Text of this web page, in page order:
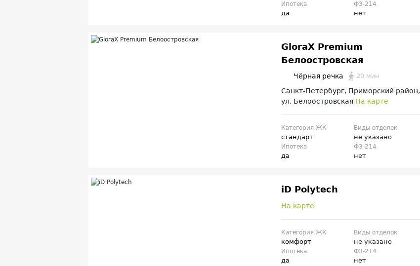
Ипотека
да
ФЗ-214
нет
GloraX Premium
Белоостровская
Чёрная речка 20 мин
Санкт-Петербург, Приморский район,
ул. Белоостровская На карте
Категория ЖК
стандарт
Виды отделок
не указано
Ипотека
да
ФЗ-214
нет
iD Polytech
На карте
Категория ЖК
комфорт
Виды отделок
не указано
Ипотека
да
ФЗ-214
нет